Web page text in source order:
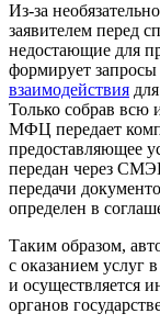
Из-за
заявителем перед
недостающие для
формирует
взаимодействия
Только собрав
МФЦ передает
предоставляющее
передан через
передачи
определен в
Таким образом,
с оказанием
и осуществляется
органов